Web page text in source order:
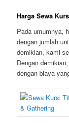
Harga Sewa
Pada umumnya,
dengan jumlah
demikian, kami
Dengan
dengan biaya